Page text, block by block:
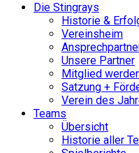
Die Stingrays
Historie &
Vereinsheim
Unsere Partner
Mitglied
Satzung +
Verein des
Teams
Übersicht
Historie aller